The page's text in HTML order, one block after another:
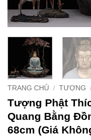
TRANG CHỦ / TƯỢNG
Tượng Phật
Quang Bằng
68cm (Giá